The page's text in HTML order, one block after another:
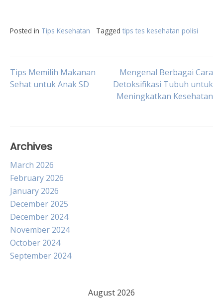
Posted in Tips Kesehatan Tagged tips tes kesehatan polisi
Post
Tips Memilih Makanan
Sehat untuk Anak SD
Mengenal Berbagai Cara
Detoksifikasi Tubuh untuk
Meningkatkan Kesehatan
Archives
March 2026
February 2026
January 2026
December 2025
December 2024
November 2024
October 2024
September 2024
August 2026